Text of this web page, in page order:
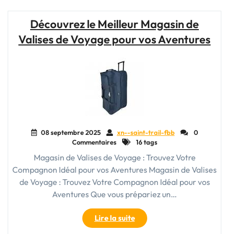
un
Sac
Découvrez le Meilleur Magasin de
Valises de Voyage pour vos Aventures
08 septembre 2025 xn--saint-trail-fbb
0
Commentaires
16 tags
Magasin de Valises de Voyage : Trouvez Votre
Compagnon Idéal pour vos Aventures Magasin de Valises
de Voyage : Trouvez Votre Compagnon Idéal pour vos
Aventures Que vous prépariez un…
Lire la suite"Découvrez
le